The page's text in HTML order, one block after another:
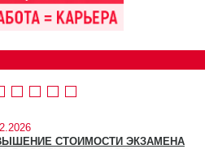
СТОИМОСТИ ЭКЗАМЕНА